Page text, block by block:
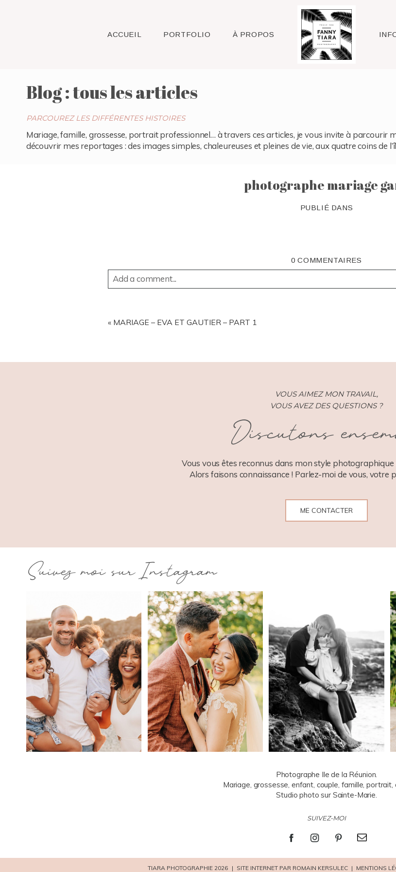
ACCUEIL PORTFOLIO À PROPOS Raleigh
Blog : tous les articles
PARCOUREZ LES DIFFÉRENTES HISTOIRES
Mariage, famille, grossesse, portrait professionnel… à travers ces articles, je vous invite à parcourir
découvrir mes reportages : des images simples, chaleureuses et pleines de vie, aux quatre coins de
photographe mariage
PUBLIÉ DANS
0 COMMENTAIRES
Add a comment...
« MARIAGE – EVA ET GAUTIER – PART 1
VOUS AIMEZ MON TRAVAIL,
VOUS AVEZ DES QUESTIONS ?
Discutons
Vous vous êtes reconnus dans mon style
Alors faisons connaissance ! Parlez-moi de vous, votre
ME CONTACTER
Suivez moi sur Instagram
Photographe Ile de la Réunion.
Mariage, grossesse, enfant, couple, famille, portrait,
Studio photo sur Sainte-Marie.
SUIVEZ-MOI
TIARA PHOTOGRAPHIE 2026 | SITE INTERNET PAR ROMAIN KERSULEC | MENTIONS